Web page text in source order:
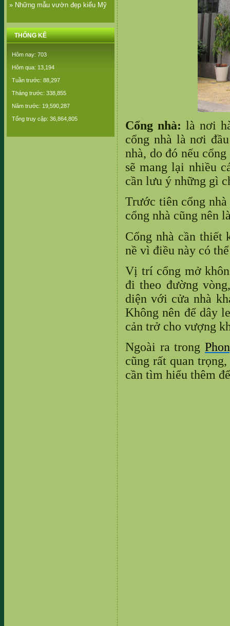
» Những mẫu vườn đẹp kiểu Mỹ
THỐNG KÊ
Hôm nay: 703
Hôm qua: 13,194
Tuần trước: 88,297
Tháng trước: 338,855
Năm trước: 19,590,287
Tổng truy cập: 36,864,805 Cổng nhà: là nơi
cổng nhà là nơi
nhà, do đó nếu
sẽ mang lại nhiều
cần lưu ý những gì
Trước tiên cổng
cổng nhà cũng nên
Cổng nhà cần thiết
nề vì điều này có
Vị trí cổng mở
đi theo đường
diện với cửa nhà
Không nên để dây
cản trở cho vượng
Ngoài ra trong
cũng rất quan
cần tìm hiểu thêm